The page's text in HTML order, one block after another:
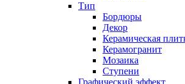
Тип
Бордюры
Декор
Керамическая
Керамогранит
Мозаика
Ступени
Графический эффект